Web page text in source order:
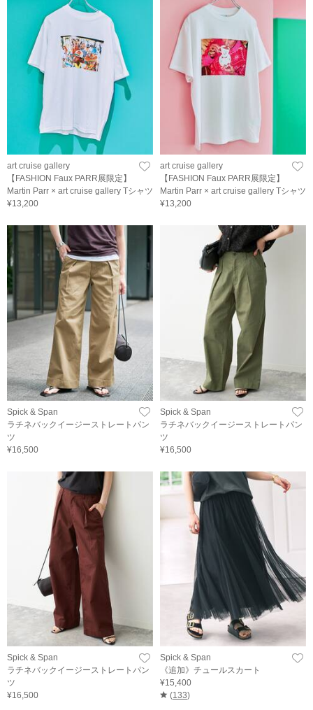
art cruise gallery
【FASHION Faux PARR展限定】
Martin Parr × art cruise gallery Tシャツ
¥13,200
art cruise gallery
【FASHION Faux PARR展限定】
Martin Parr × art cruise gallery Tシャツ
¥13,200
Spick & Span
ラチネバックイージーストレートパン
ツ
¥16,500
Spick & Span
ラチネバックイージーストレートパン
ツ
¥16,500
Spick & Span
ラチネバックイージーストレートパン
ツ
¥16,500
Spick & Span
《追加》チュールスカート
¥15,400
(133)